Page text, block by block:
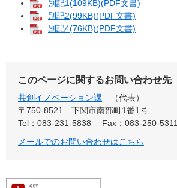
別記1(109KB)(PDF文書)
別記2(99KB)(PDF文書)
別記4(76KB)(PDF文書)
このページに関するお問い合わせ先
共創イノベーション課
代表
〒750-8521
下関市南部町1番1号
Tel：083-231-5838
Fax：083-250-5311
メールでのお問い合わせはこちら